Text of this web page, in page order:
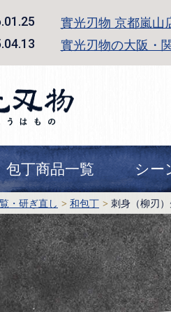
實光刃物 京都嵐山
實光刃物の大阪・
包丁商品一覧 シー
・研ぎ直し 和包丁 刺身（柳刃